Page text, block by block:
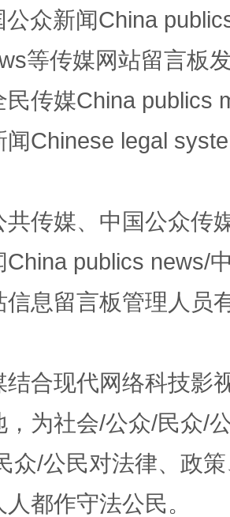
不上好声名
用工荒背后
公众新闻China
等传媒网站留言板
民传媒China publics
闻Chinese legal
共传媒、中国公众传
China publics news/
信息留言板管理人员
结合现代网络科技影
，为社会/公众/民众/
众/公民对法律、政
都作守法公民。